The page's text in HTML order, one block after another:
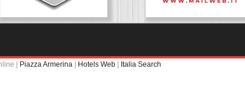
| Piazza Armerina | Hotels Web | Italia Search